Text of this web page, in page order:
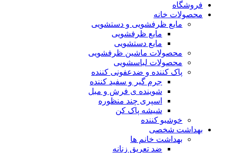
فروشگاه
محصولات خانه
مایع ظرفشویی و دستشویی
مایع ظرفشویی
مایع دستشویی
محصولات ماشین ظرفشویی
محصولات لباسشویی
پاک کننده و ضدعفونی کننده
جرم گیر و سفید کننده
شوینده ی فرش و مبل
اسپری چند منظوره
شیشه پاک کن
خوشبو کننده
بهداشت شخصی
بهداشت خانم ها
ضد تعریق زنانه